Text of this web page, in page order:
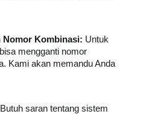
Nomor Kombinasi: Untuk
mengganti nomor
Kami akan memandu Anda
Butuh saran tentang sistem